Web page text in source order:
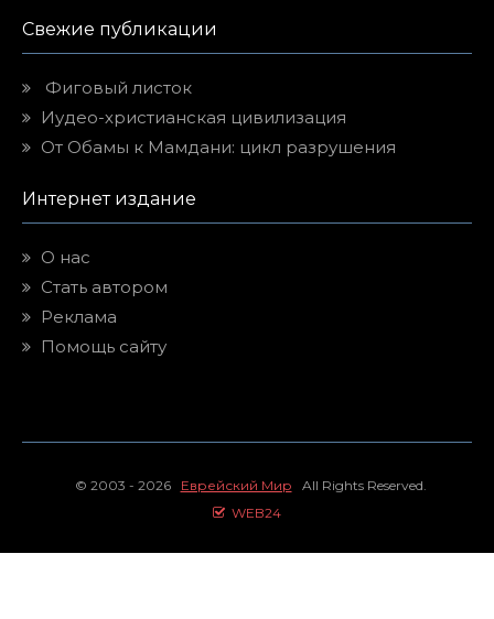
Свежие публикации
Фиговый листок
Иудео-христианская цивилизация
От Обамы к Мамдани: цикл разрушения
Интернет издание
О нас
Стать автором
Реклама
Помощь сайту
© 2003 - 2026 Еврейский Мир All Rights Reserved.
WEB24